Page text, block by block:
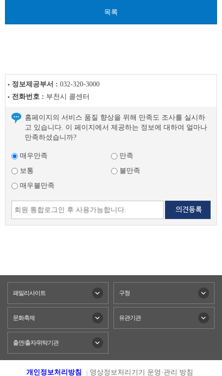
목록
정보제공부서 : 032-320-3000
전화번호 : 부천시 콜센터
홈페이지의 서비스 품질 향상을 위해 만족도 조사를 실시하
고 있습니다. 이 페이지에서 제공하는 정보에 대하여 얼마나
만족하셨습니까?
매우만족
만족
보통
불만족
매우불만족
패밀리사이트 구청
문화축제 유관기관
출연/출자/위탁기관
개인정보처리방침 영상정보처리기기 운영·관리 방침